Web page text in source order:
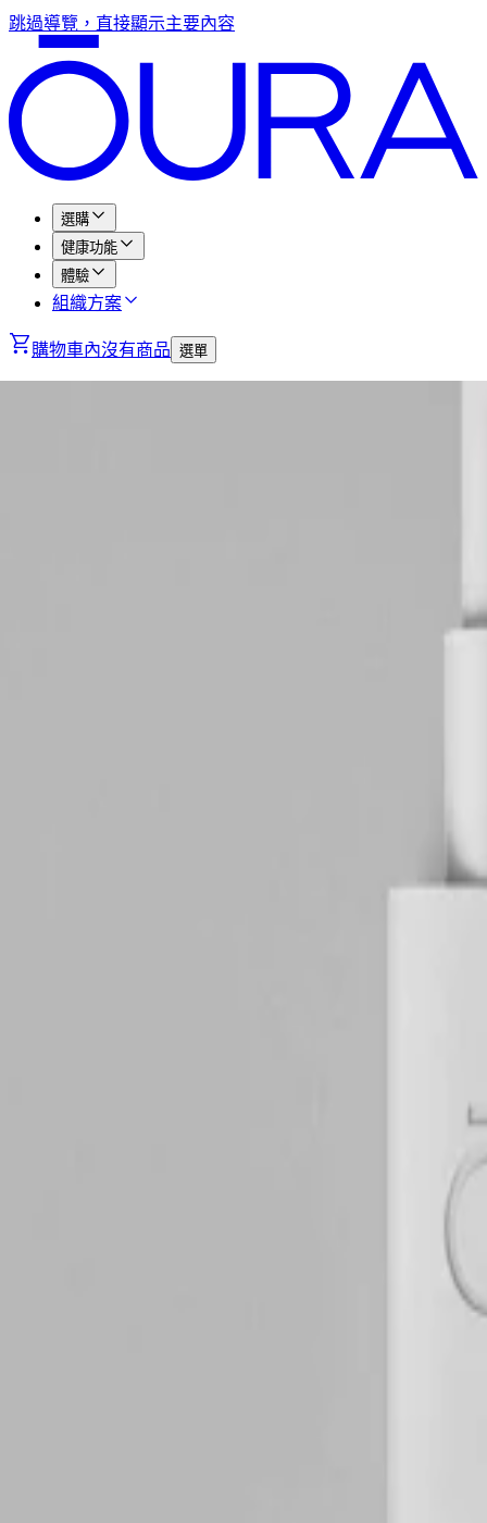
跳過導覽，直接顯示主要內容
選購
健康功能
體驗
組織方案
購物車內沒有商品 選單